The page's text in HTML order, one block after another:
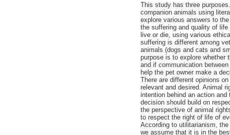
This study has three
companion animals using
explore various answers to
the suffering and quality of
live or die, using various
suffering is different among
animals (dogs and cats and
purpose is to explore whether
and if communication
help the pet owner make a
There are different opinions
relevant and desired. Animal
intention behind an action
decision should build on
the perspective of animal
to respect the right of life of
According to utilitarianism,
we assume that it is in the